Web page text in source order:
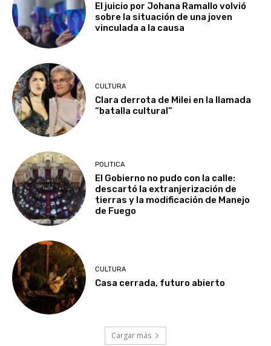
El juicio por Johana Ramallo volvió
sobre la situación de una joven
vinculada a la causa
CULTURA
Clara derrota de Milei en la llamada
“batalla cultural”
POLITICA
El Gobierno no pudo con la calle:
descartó la extranjerización de
tierras y la modificación de Manejo
de Fuego
CULTURA
Casa cerrada, futuro abierto
Cargar más